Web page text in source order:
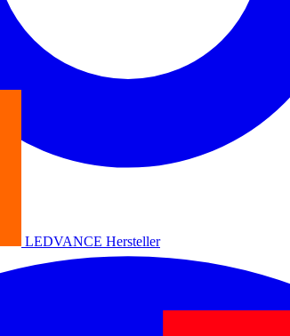
LEDVANCE Hersteller